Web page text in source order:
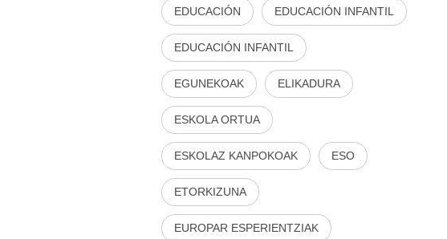
EDUCACIÓN EDUCACIÓN INFANTIL
EDUCACIÓN INFANTIL
EGUNEKOAK ELIKADURA
ESKOLA ORTUA
ESKOLAZ KANPOKOAK ESO
ETORKIZUNA
EUROPAR ESPERIENTZIAK